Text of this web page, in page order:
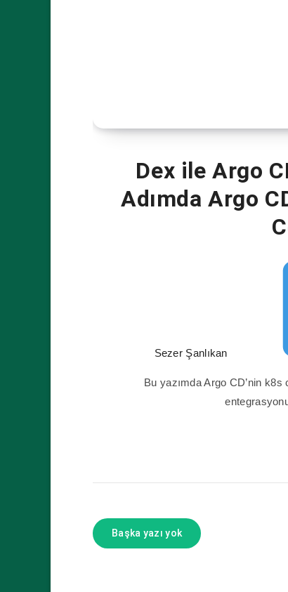
Dex ile Argo
Adımda Argo
Sezer Şanlıkan
Bu yazımda Argo CD’nin
Başka yazı yok